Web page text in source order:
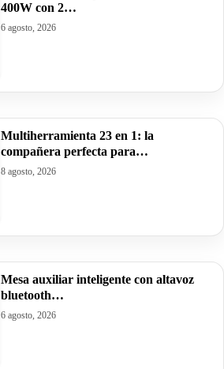
400W con 2…
6 agosto, 2026
Multiherramienta 23 en 1: la
compañera perfecta para…
8 agosto, 2026
Mesa auxiliar inteligente con altavoz
bluetooth…
6 agosto, 2026